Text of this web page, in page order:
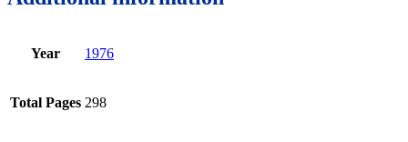
Year 1976
Total Pages 298